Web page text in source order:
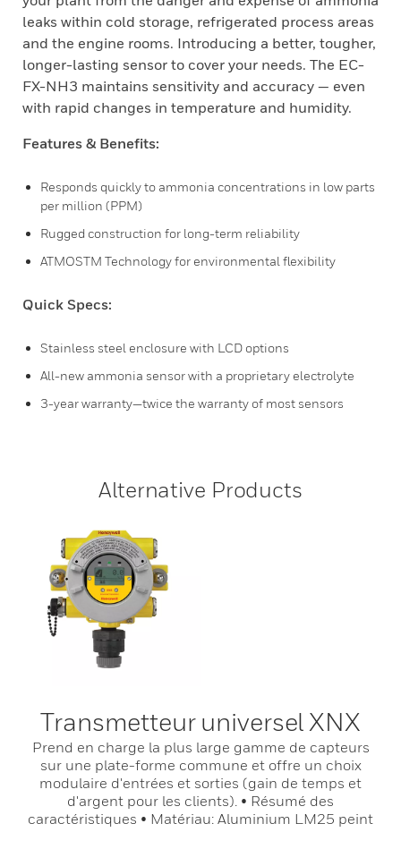
leaks within cold storage, refrigerated process areas
and the engine rooms. Introducing a better, tougher,
longer-lasting sensor to cover your needs. The EC-
FX-NH3 maintains sensitivity and accuracy — even
with rapid changes in temperature and humidity.
Features & Benefits:
Responds quickly to ammonia concentrations in low parts
per million (PPM)
Rugged construction for long-term reliability
ATMOSTM Technology for environmental flexibility
Quick Specs:
Stainless steel enclosure with LCD options
All-new ammonia sensor with a proprietary electrolyte
3-year warranty—twice the warranty of most sensors
Alternative Products
Transmetteur universel XNX
Prend en charge la plus large gamme de capteurs
sur une plate-forme commune et offre un choix
modulaire d'entrées et sorties (gain de temps et
d'argent pour les clients). • Résumé des
caractéristiques • Matériau: Aluminium LM25 peint